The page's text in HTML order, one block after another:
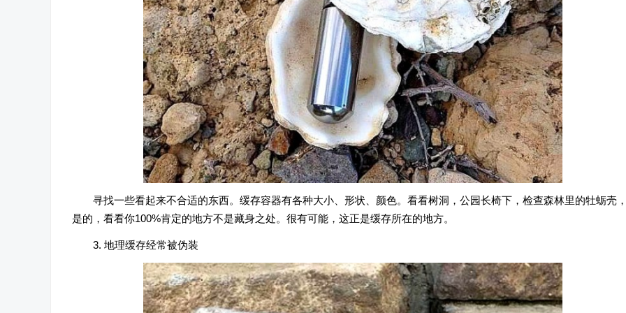
寻找一些看起来不合适的东西。缓存容器有各种大小、形状、颜色。看看树洞，公园长椅下，检查森林里的牡蛎壳
是的，看看你100%肯定的地方不是藏身之处。很有可能，这正是缓存所在的地方。
3. 地理缓存经常被伪装